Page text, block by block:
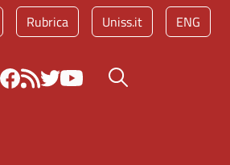
Rubrica Uniss.it ENG
Bottone cerca